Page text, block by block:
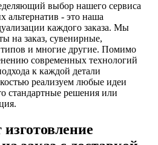
выбор нашего сервиса
альтернатив - это наша
каждого заказа. Мы
на заказ, сувенирные,
и многие другие. Помимо
современных технологий
к каждой детали
реализуем любые идеи
стандартные решения или